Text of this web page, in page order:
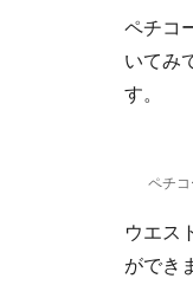
ペチコ
いてみ
す。
ペチ
ウエス
ができ